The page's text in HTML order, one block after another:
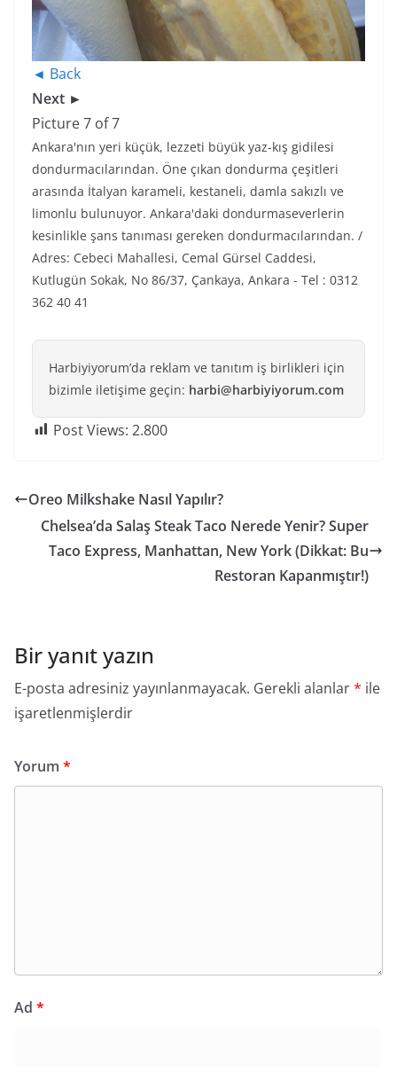
◄ Back
Next ►
Picture 7 of 7
Ankara'nın yeri küçük, lezzeti büyük yaz-kış gidilesi
dondurmacılarından. Öne çıkan dondurma çeşitleri
arasında İtalyan karameli, kestaneli, damla sakızlı ve
limonlu bulunuyor. Ankara'daki dondurmaseverlerin
kesinlikle şans tanıması gereken dondurmacılarından. /
Adres: Cebeci Mahallesi, Cemal Gürsel Caddesi,
Kutlugün Sokak, No 86/37, Çankaya, Ankara - Tel : 0312
362 40 41
Harbiyiyorum’da reklam ve tanıtım iş birlikleri için
bizimle iletişime geçin: harbi@harbiyiyorum.com
Post Views: 2.800
Oreo Milkshake Nasıl Yapılır?
Chelsea’da Salaş Steak Taco Nerede Yenir? Super
Taco Express, Manhattan, New York (Dikkat: Bu
Restoran Kapanmıştır!)
Bir yanıt yazın
E-posta adresiniz yayınlanmayacak. Gerekli alanlar* ile
işaretlenmişlerdir
Yorum *
Ad *